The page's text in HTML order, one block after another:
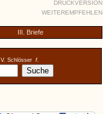
DRUCKVERSION
WEITEREMPFEHLEN
III. Briefe
V. Schlösser f.